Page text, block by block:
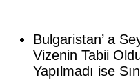
Bulgaristan’ a
Vizenin Tabii
Yapılmadı ise